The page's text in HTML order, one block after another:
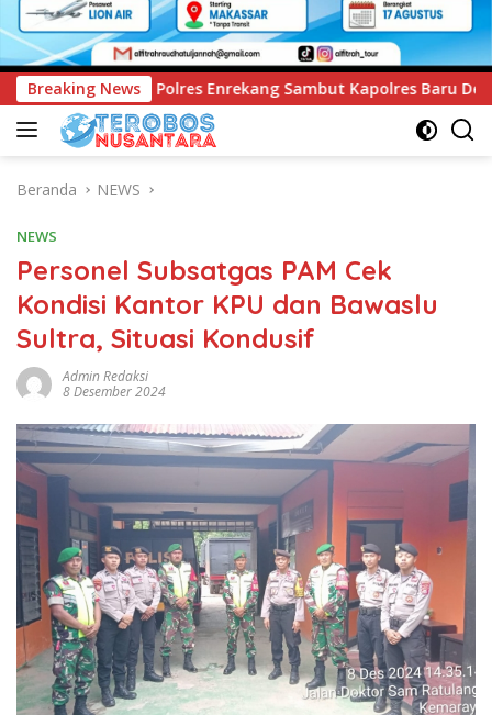
Breaking News
Sambut Kapolres Baru Dengan Tari Paduppa dan Pedang
Beranda NEWS
NEWS
Personel Subsatgas PAM Cek
Kondisi Kantor KPU dan Bawaslu
Sultra, Situasi Kondusif
Admin Redaksi
8 Desember 2024